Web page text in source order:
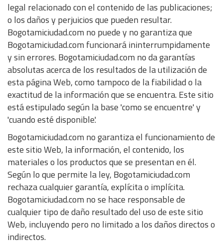
legal relacionado con el contenido de las publicaciones;
o los daños y perjuicios que pueden resultar.
Bogotamiciudad.com no puede y no garantiza que
Bogotamiciudad.com funcionará ininterrumpidamente
y sin errores. Bogotamiciudad.com no da garantías
absolutas acerca de los resultados de la utilización de
esta página Web, como tampoco de la fiabilidad o la
exactitud de la información que se encuentra. Este sitio
está estipulado según la base 'como se encuentre' y
'cuando esté disponible'.
Bogotamiciudad.com no garantiza el funcionamiento de
este sitio Web, la información, el contenido, los
materiales o los productos que se presentan en él.
Según lo que permite la ley, Bogotamiciudad.com
rechaza cualquier garantía, explícita o implícita.
Bogotamiciudad.com no se hace responsable de
cualquier tipo de daño resultado del uso de este sitio
Web, incluyendo pero no limitado a los daños directos o
indirectos.